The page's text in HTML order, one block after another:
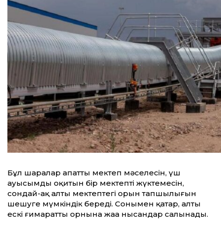
Бұл шаралар апатты мектеп мәселесін, үш
ауысымды оқитын бір мектептің жүктемесін,
сондай-ақ алты мектептегі орын тапшылығын
шешуге мүмкіндік береді. Сонымен қатар, алты
ескі ғимараттың орнына жаңа нысандар салынады.